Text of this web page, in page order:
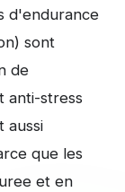
d'endurance
sont
de
anti-stress
aussi
que les
et en